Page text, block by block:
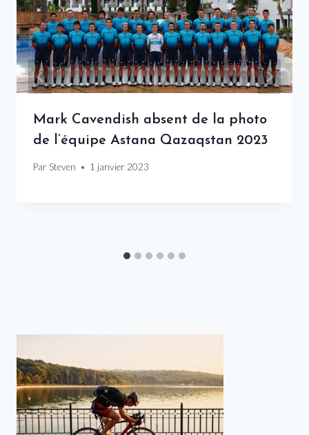
Mark Cavendish absent de la photo
de l’équipe Astana Qazaqstan 2023
Par Steven 1 janvier 2023